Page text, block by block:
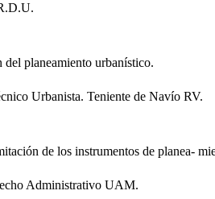
planeamiento urbanístico.
Urbanista. Teniente de Navío RV.
de los instrumentos de planea-
Administrativo UAM.